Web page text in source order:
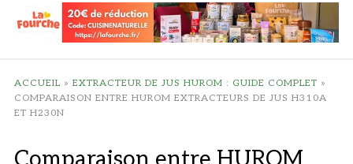
ACCUEIL » EXTRACTEUR DE JUS HUROM : GUIDE COMPLET »
COMPARAISON ENTRE HUROM EXTRACTEURS DE JUS H310A
ET H230N